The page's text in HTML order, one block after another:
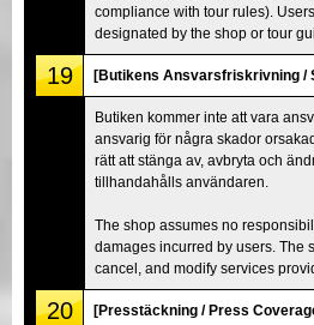
compliance with tour rules).
designated by the shop or tour
19 [Butikens Ansvarsfriskrivning /
Butiken kommer inte att vara
ansvarig för några skador
rätt att stänga av, avbryta och
tillhandahålls användaren.
The shop assumes no
damages incurred by users. The
cancel, and modify services
20 [Presstäckning / Press